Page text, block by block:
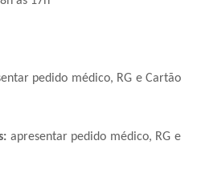
pedido médico, RG e Cartão
apresentar pedido médico, RG e